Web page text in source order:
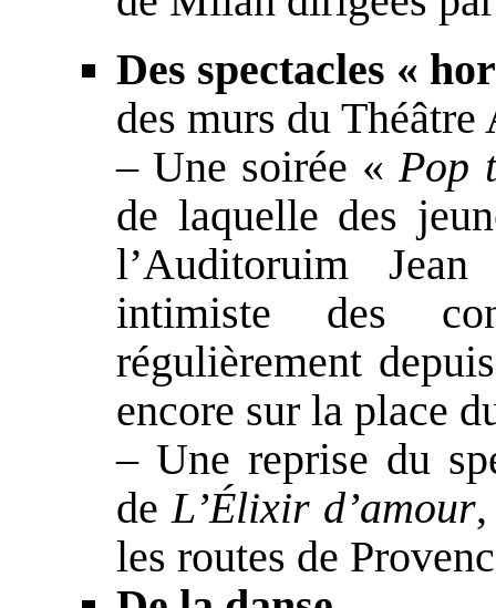
Des spectacles «
des murs du
– Une soirée «Pop
de laquelle des
l’Auditoruim
intimiste des
régulièrement
encore sur la place
– Une reprise du
deL’Élixir d’amour
les routes de